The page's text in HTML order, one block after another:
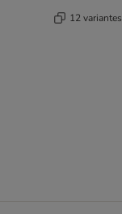
12 variantes